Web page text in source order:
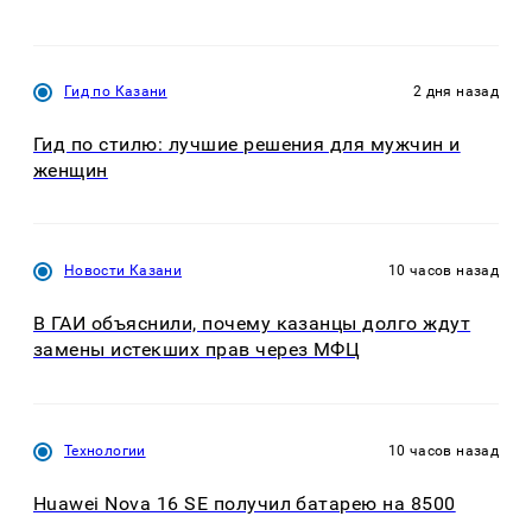
Гид по Казани 2 дня назад
Гид по стилю: лучшие решения для мужчин и
женщин
Новости Казани 10 часов назад
В ГАИ объяснили, почему казанцы долго ждут
замены истекших прав через МФЦ
Технологии 10 часов назад
Huawei Nova 16 SE получил батарею на 8500